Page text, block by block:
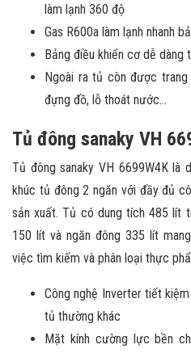
làm lạnh 360 độ
Gas R600a làm lạnh nhanh
Bảng điều khiển cơ dễ dàng
Ngoài ra tủ còn được
đựng đồ, lỗ thoát nước…
Tủ đông sanaky VH
Tủ đông sanaky VH 6699W4K là
khúc tủ đông 2 ngăn với đầy đủ
sản xuất. Tủ có dung tích 485 lít
150 lít và ngăn đông 335 lít
việc tìm kiếm và phân loại thực
Công nghệ Inverter tiết
tủ thường khác
Mặt kính cường lực bền